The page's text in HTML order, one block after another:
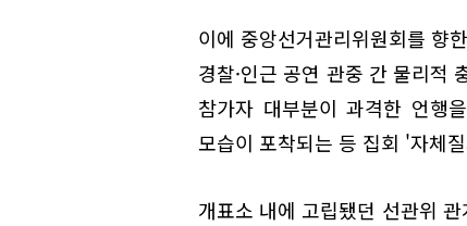
이에 중앙선거관리위원회를 향
경찰·인근 공연 관중 간 물리적
참가자 대부분이 과격한 언행
모습이 포착되는 등 집회 '자체
개표소 내에 고립됐던 선관위